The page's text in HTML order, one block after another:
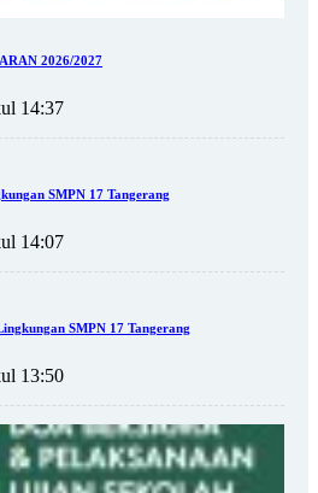
2026/2027
14:37
SMPN 17 Tangerang
14:07
SMPN 17 Tangerang
13:50